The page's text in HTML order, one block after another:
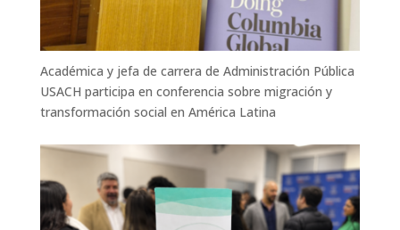
Académica y jefa de carrera de Administración Pública
USACH participa en conferencia sobre migración y
transformación social en América Latina